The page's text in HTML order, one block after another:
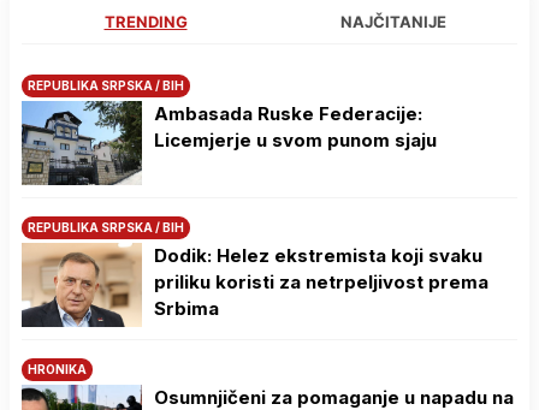
TRENDING NAJČITANIJE
REPUBLIKA SRPSKA / BIH
Ambasada Ruske Federacije:
Licemjerje u svom punom sjaju
REPUBLIKA SRPSKA / BIH
Dodik: Helez ekstremista koji svaku
priliku koristi za netrpeljivost prema
Srbima
HRONIKA
Osumnjičeni za pomaganje u napadu na